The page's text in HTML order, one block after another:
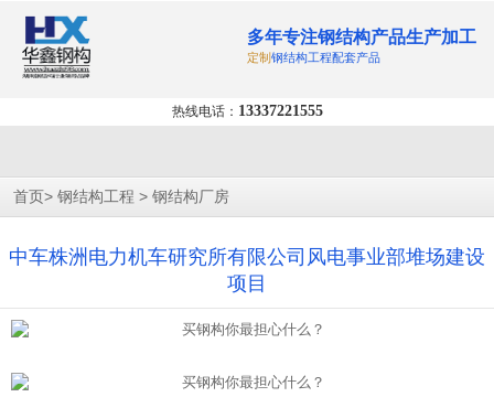
多年专注钢结构产品生产加工
定制钢结构工程配套产品
热线电话： 13337221555
首页> 钢结构工程 > 钢结构厂房
中车株洲电力机车研究所有限公司风电事业部堆场建设
项目